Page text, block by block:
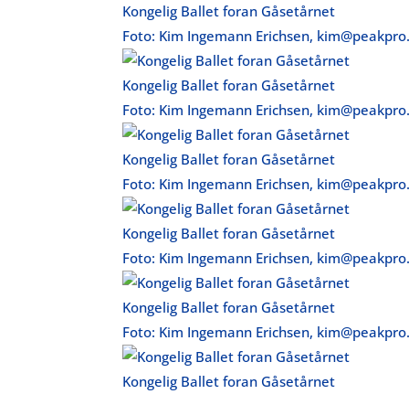
Kongelig Ballet foran Gåsetårnet
Foto: Kim Ingemann Erichsen,
Kongelig Ballet foran Gåsetårnet
Foto: Kim Ingemann Erichsen,
Kongelig Ballet foran Gåsetårnet
Foto: Kim Ingemann Erichsen,
Kongelig Ballet foran Gåsetårnet
Foto: Kim Ingemann Erichsen,
Kongelig Ballet foran Gåsetårnet
Foto: Kim Ingemann Erichsen,
Kongelig Ballet foran Gåsetårnet